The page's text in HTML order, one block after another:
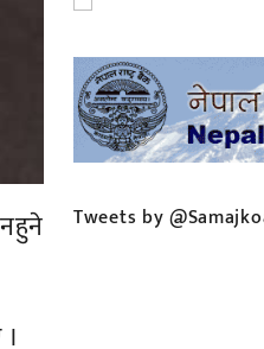
Tweets by